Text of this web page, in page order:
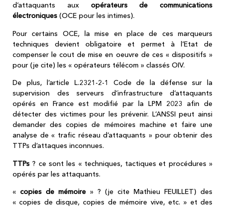
d’attaquants aux opérateurs de communications
électroniques (OCE pour les intimes).
Pour certains OCE, la mise en place de ces marqueurs
techniques devient obligatoire et permet à l’Etat de
compenser le cout de mise en oeuvre de ces « dispositifs »
pour (je cite) les « opérateurs télécom » classés OIV.
De plus, l’article L.2321-2-1 Code de la défense sur la
supervision des serveurs d’infrastructure d’attaquants
opérés en France est modifié par la LPM 2023 afin de
détecter des victimes pour les prévenir. L’ANSSI peut ainsi
demander des copies de mémoires machine et faire une
analyse de « trafic réseau d’attaquants » pour obtenir des
TTPs d’attaques inconnues.
TTPs ? ce sont les « techniques, tactiques et procédures »
opérés par les attaquants.
« copies de mémoire » ? (je cite Mathieu FEUILLET) des
« copies de disque, copies de mémoire vive, etc. » et des